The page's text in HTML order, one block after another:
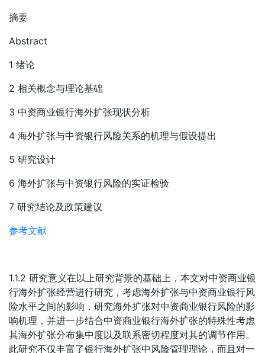
摘要
Abstract
1 绪论
2 相关概念与理论基础
3 中资商业银行海外扩张现状分析
4 海外扩张与中资银行风险关系的机理与假设提出
5 研究设计
6 海外扩张与中资银行风险的实证检验
7 研究结论及政策建议
参考文献
1.1.2 研究意义在以上研究背景的基础上，本文对中资商业银
行海外扩张经营进行研究，考虑海外扩张与中资商业银行风
险水平之间的影响，研究海外扩张对中资商业银行风险的影
响机理，并进一步结合中资商业银行海外扩张的特殊性考虑
其海外扩张分布集中度以及联系密切程度对其的调节作用。
此研究不仅丰富了银行海外扩张中风险管理理论，而且对一